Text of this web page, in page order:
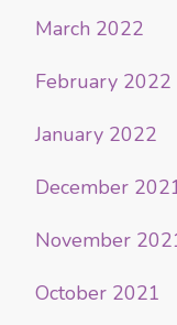
March 2022
February 2022
January 2022
December
November
October 2021